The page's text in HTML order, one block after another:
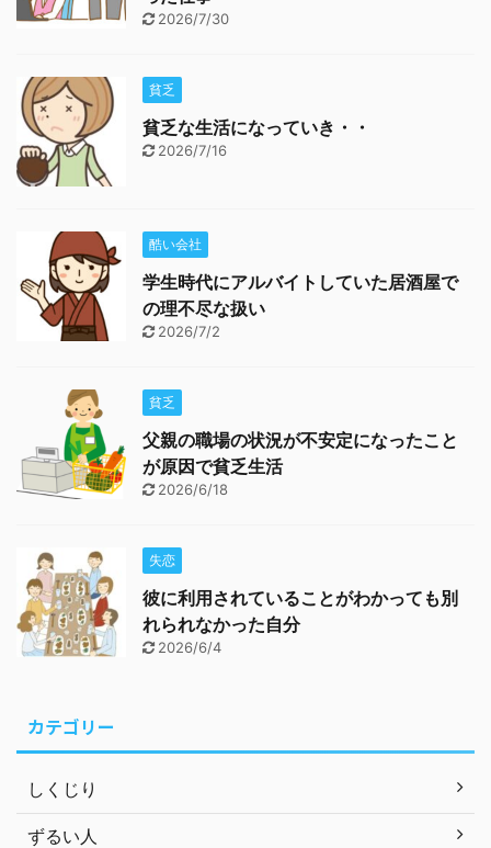
2026/7/30
貧乏
貧乏な生活になっていき・・
2026/7/16
酷い会社
学生時代にアルバイトしていた居酒屋で
の理不尽な扱い
2026/7/2
貧乏
父親の職場の状況が不安定になったこと
が原因で貧乏生活
2026/6/18
失恋
彼に利用されていることがわかっても別
れられなかった自分
2026/6/4
カテゴリー
しくじり
ずるい人